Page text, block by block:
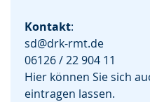
Kontakt:
sd@drk-rmt.de
06126 / 22 904 11
Hier können Sie sich
eintragen lassen.